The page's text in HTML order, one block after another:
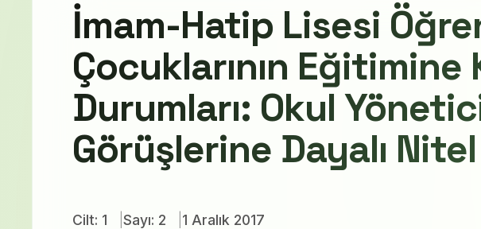
İmam-Hatip Lisesi
Çocuklarının Eğitimine
Durumları: Okul
Görüşlerine Dayalı
Cilt: 1 Sayı: 2 1 Aralık 2017